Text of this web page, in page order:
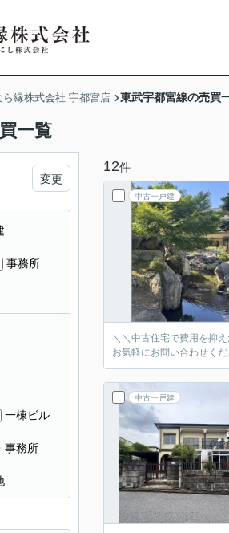
縁株式会社 宇都宮店 東武宇都宮線の売買
一覧
12件
中古一戸建
＼＼中古住宅で費用を抑
お気軽にお問い合わせくだ
中古一戸建
変更
事務所
一棟ビル
事務所